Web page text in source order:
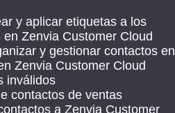
y aplicar etiquetas a los
en Zenvia Customer Cloud
y gestionar contactos en
Zenvia Customer Cloud
inválidos
contactos de ventas
a Zenvia Customer